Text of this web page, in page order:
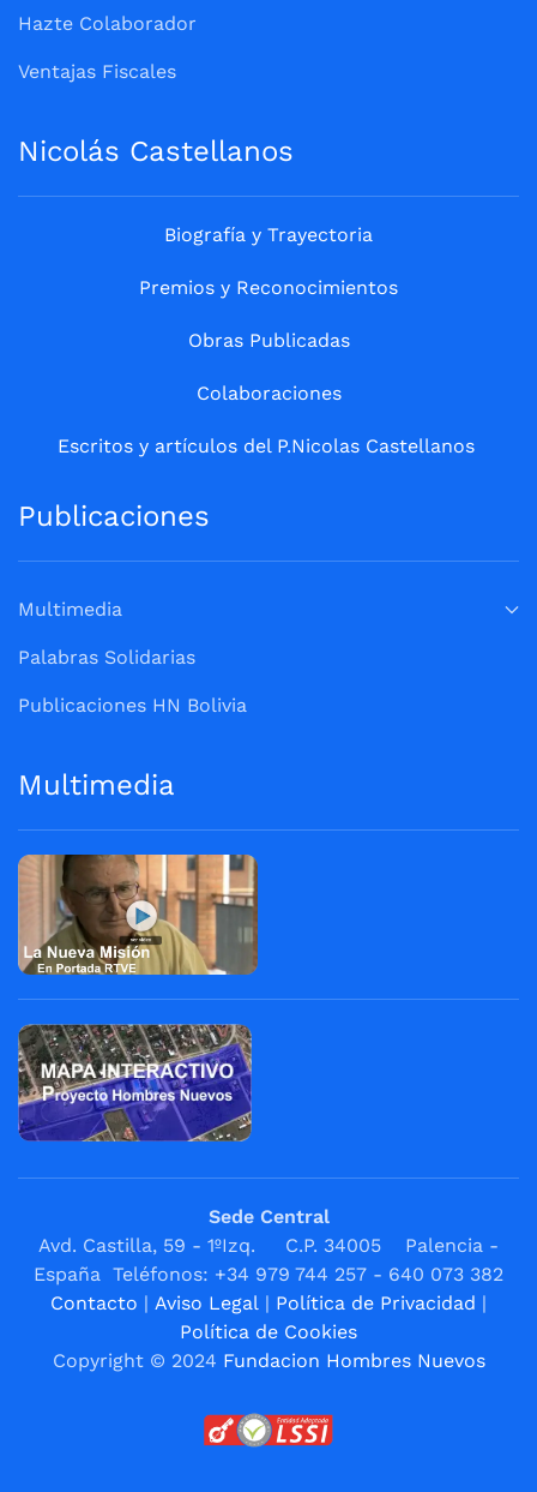
Hazte Colaborador
Ventajas Fiscales
Nicolás Castellanos
Biografía y Trayectoria
Premios y Reconocimientos
Obras Publicadas
Colaboraciones
Escritos y artículos del P.Nicolas Castellanos
Publicaciones
Multimedia
Palabras Solidarias
Publicaciones HN Bolivia
Multimedia
Sede Central
Avd. Castilla, 59 - 1ºIzq. C.P. 34005 Palencia -
España Teléfonos: +34 979 744 257 - 640 073 382
Contacto | Aviso Legal | Política de Privacidad |
Política de Cookies
Copyright © 2024 Fundacion Hombres Nuevos